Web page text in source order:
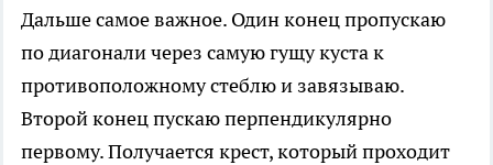
Дальше самое важное. Один конец пропускаю
по диагонали через самую гущу куста к
противоположному стеблю и завязываю.
Второй конец пускаю перпендикулярно
первому. Получается крест, который проходит